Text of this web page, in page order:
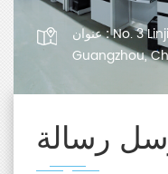
عنوان :No. 3
Guangzhou,
رسالة